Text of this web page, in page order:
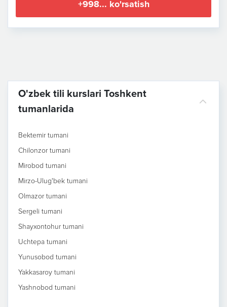
+998... ko'rsatish
O'zbek tili kurslari Toshkent
tumanlarida
Bektemir tumani
Chilonzor tumani
Mirobod tumani
Mirzo-Ulug'bek tumani
Olmazor tumani
Sergeli tumani
Shayxontohur tumani
Uchtepa tumani
Yunusobod tumani
Yakkasaroy tumani
Yashnobod tumani